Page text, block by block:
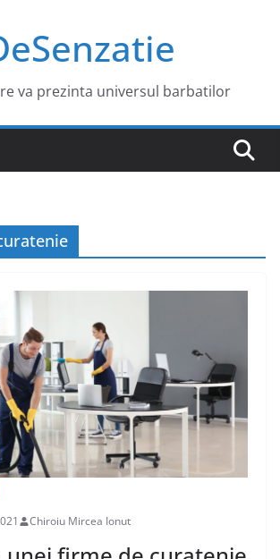
va prezinta universul barbatilor
Chiroiu Mircea Ionut